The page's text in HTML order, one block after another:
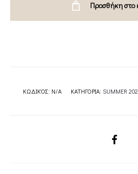
Προσθήκη στο
ΚΩΔΙΚΌΣ: N/A ΚΑΤΗΓΟΡΊΑ: SUMMER
SHARE